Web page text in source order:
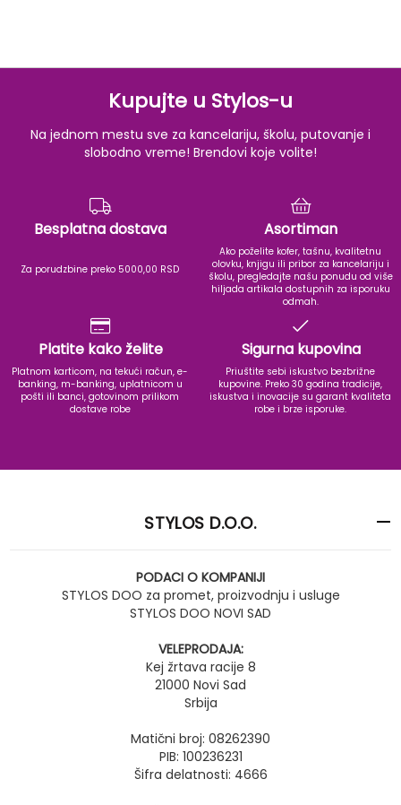
Kupujte u Stylos-u
Na jednom mestu sve za kancelariju, školu, putovanje i
slobodno vreme! Brendovi koje volite!
Besplatna dostava
Za porudzbine preko 5000,00 RSD
Asortiman
Ako poželite kofer, tašnu, kvalitetnu
olovku, knjigu ili pribor za kancelariju i
školu, pregledajte našu ponudu od više
hiljada artikala dostupnih za isporuku
odmah.
Platite kako želite
Platnom karticom, na tekući račun, e-
banking, m-banking, uplatnicom u
pošti ili banci, gotovinom prilikom
dostave robe
Sigurna kupovina
Priuštite sebi iskustvo bezbrižne
kupovine. Preko 30 godina tradicije,
iskustva i inovacije su garant kvaliteta
robe i brze isporuke.
STYLOS D.O.O.
PODACI O KOMPANIJI
STYLOS DOO za promet, proizvodnju i usluge
STYLOS DOO NOVI SAD
VELEPRODAJA:
Kej žrtava racije 8
21000 Novi Sad
Srbija
Matični broj: 08262390
PIB: 100236231
Šifra delatnosti: 4666